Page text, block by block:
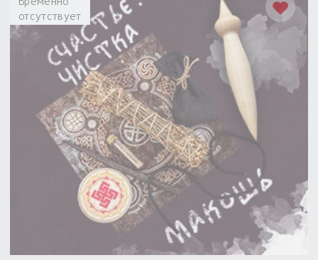
отсутствует